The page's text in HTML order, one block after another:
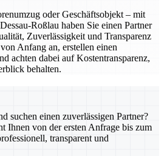
oder Geschäftsobjekt – mit
Roßlau haben Sie einen Partner
Zuverlässigkeit und Transparenz
Anfang an, erstellen einen
achten dabei auf Kostentransparenz,
behalten.
suchen einen zuverlässigen Partner?
Ihnen von der ersten Anfrage bis zum
transparent und